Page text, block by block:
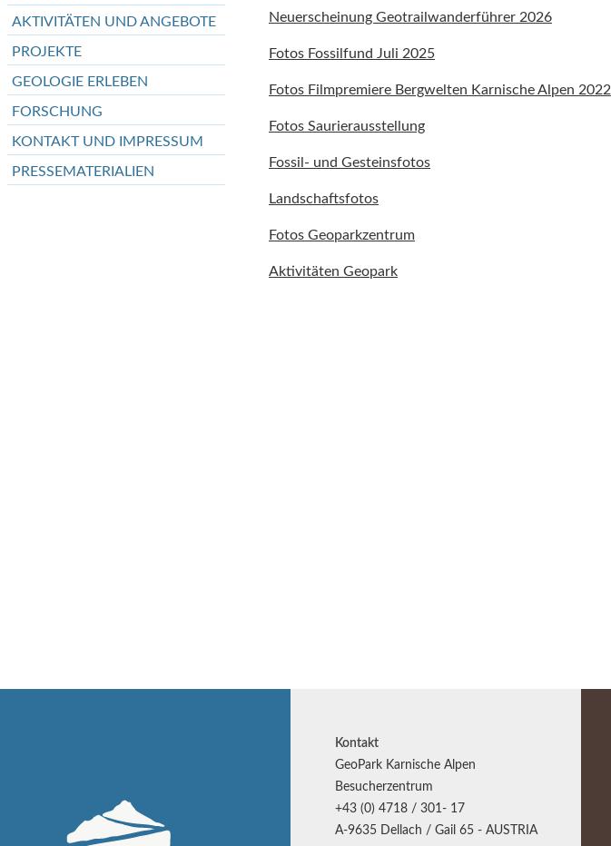
AKTIVITÄTEN UND ANGEBOTE
PROJEKTE
GEOLOGIE ERLEBEN
FORSCHUNG
KONTAKT UND IMPRESSUM
PRESSEMATERIALIEN
Neuerscheinung Geotrailwanderführer 2026
Fotos Fossilfund Juli 2025
Fotos Filmpremiere Bergwelten Karnische Alpen 2022
Fotos Saurierausstellung
Fossil- und Gesteinsfotos
Landschaftsfotos
Fotos Geoparkzentrum
Aktivitäten Geopark
Kontakt
GeoPark Karnische Alpen
Besucherzentrum
+43 (0) 4718 / 301- 17
A-9635 Dellach / Gail 65 - AUSTRIA